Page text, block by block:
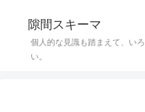
隙間スキーマ
個人的な見識も踏まえて、い
い。